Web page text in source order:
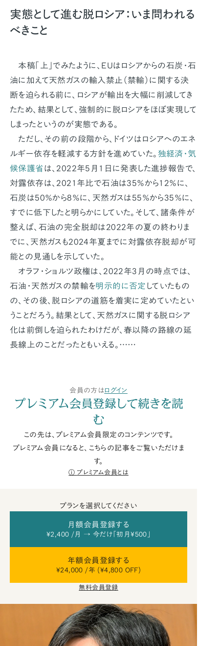
実態として進む脱ロシア：いま問われる
べきこと
本稿「上」でみたように、EUはロシアからの石炭・石
油に加えて天然ガスの輸入禁止（禁輸）に関する決
断を迫られる前に、ロシアが輸出を大幅に削減してき
たため、結果として、強制的に脱ロシアをほぼ実現して
しまったというのが実態である。
ただし、その前の段階から、ドイツはロシアへのエネ
ルギー依存を軽減する方針を進めていた。 独経済・気
候保護省は、2022年5月1日に発表した進捗報告で、
対露依存は、2021年比で石油は35％から12％に、
石炭は50％から8％に、天然ガスは55％から35％に、
すでに低下したと明らかにしていた。そして、諸条件が
整えば、石油の完全脱却は2022年の夏の終わりま
でに、天然ガスも2024年夏までに対露依存脱却が可
能との見通しを示していた。
オラフ・ショルツ政権は、2022年3月の時点では、
石油・天然ガスの禁輸を明示的に否定 していたもの
の、その後、脱ロシアの道筋を着実に定めていたとい
うことだろう。結果として、天然ガスに関する脱ロシア
化は前倒しを迫られたわけだが、春以降の路線の延
長線上のことだったともいえる。……
会員の方はログイン
プレミアム会員登録して続きを読
む
この先は、プレミアム会員限定のコンテンツです。
プレミアム会員になると、こちらの記事をご覧いただけま
す。
プレミアム会員とは
プランを選択してください
月額会員登録する
¥2,400 /月 → 今だけ「初月¥500」
年額会員登録する
¥24,000 /年 (¥4,800 OFF)
無料会員登録